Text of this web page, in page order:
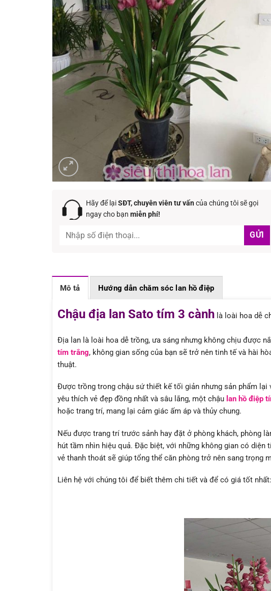
Hãy để lạiSĐT, chuyên viên tư vấncủa chúng tôi sẽ gọi
ngay cho bạn miễn phí!
Mô tả Hướng dẫn chăm sóc lan hồ điệp
Chậu địa lan Sato tím 3 cành là loài hoa dễ
Địa lan là loài hoa dễ trồng, ưa sáng nhưng không chịu được
tím trắng, không gian sống của bạn sẽ trở nên tinh tế và hài
thuật.
Được trồng trong chậu sứ thiết kế tối giản nhưng sản phẩm
yêu thích vẻ đẹp đồng nhất và sâu lắng, một chậu lan hồ điệp
hoặc trang trí, mang lại cảm giác ấm áp và thủy chung.
Nếu được trang trí trước sảnh hay đặt ở phòng khách, phòng
hút tầm nhìn hiệu quả. Đặc biệt, với những không gian có diện
vẻ thanh thoát sẽ giúp tổng thể căn phòng trở nên sang trọng
Liên hệ với chúng tôi để biết thêm chi tiết và để có giá tốt